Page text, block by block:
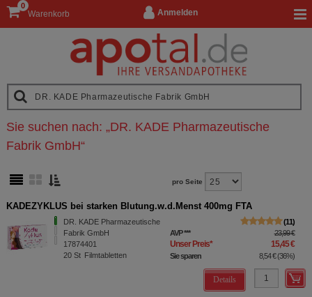
Anmelden
Warenkorb
0
Sie suchen nach: „DR. KADE Pharmazeutische
Fabrik GmbH“
pro Seite
KADEZYKLUS bei starken Blutung.w.d.Menst 400mg FTA
DR. KADE Pharmazeutische
Fabrik GmbH
17874401
20 St Filmtabletten
11
AVP*** 23,99 €
Unser Preis* 15,45 €
Sie sparen 8,54 €(36%)
Details